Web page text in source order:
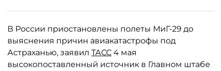
В России приостановлены полеты МиГ-29 до
выяснения причин авиакатастрофы под
Астраханью, заявил ТАСС 4 мая
высокопоставленный источник в Главном штабе